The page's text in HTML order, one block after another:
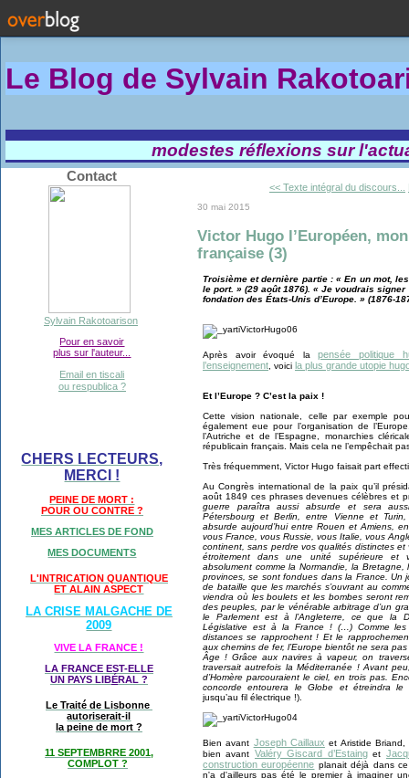
Le Blog de Sylvain Rakotoa
modestes réflexions sur
Contact
Sylvain Rakotoarison
Pour en savoir
plus sur l'auteur...
Email en tiscali
ou respublica ?
CHERS LECTEURS,
MERCI !
PEINE DE MORT :
POUR OU CONTRE ?
MES ARTICLES DE FOND
MES DOCUMENTS
L'INTRICATION QUANTIQUE
ET ALAIN ASPECT
LA CRISE MALGACHE DE
2009
VIVE LA FRANCE !
LA FRANCE EST-ELLE
UN PAYS LIBÉRAL ?
Le Traité de Lisbonne
autoriserait-il
la peine de mort ?
11 SEPTEMBRRE 2001,
COMPLOT ?
<< Texte intégral du discours...
30 mai 2015
Victor Hugo l’Européen,
française (3)
Troisième et dernière partie : « En un mot,
le port. » (29 août 1876). « Je voudrais
fondation des États-Unis d’Europe. » (1876-
Après avoir évoqué lapensée politique
l’enseignement , voici la plus grande utopie
Et l’Europe ? C’est la paix !
Cette vision nationale, celle par exemple
également eue pour l’organisation de
l’Autriche et de l’Espagne, monarchies
républicain français. Mais cela ne l’empêchait
Très fréquemment, Victor Hugo faisait part
Au Congrès international de la paix qu’il
août 1849 ces phrases devenues célèbres et
guerre paraîtra aussi absurde et sera
Pétersbourg et Berlin, entre Vienne et Turin,
absurde aujourd’hui entre Rouen et Amiens,
vous France, vous Russie, vous Italie, vous
continent, sans perdre vos qualités distinctes
étroitement dans une unité supérieure et
absolument comme la Normandie, la
provinces, se sont fondues dans la France. Un
de bataille que les marchés s’ouvrant au
viendra où les boulets et les bombes seront
des peuples, par le vénérable arbitrage d’un
le Parlement est à l’Angleterre, ce que la
Législative est à la France ! (…) Comme
distances se rapprochent ! Et le
aux chemins de fer, l’Europe bientôt ne sera
Âge ! Grâce aux navires à vapeur, on
traversait autrefois la Méditerranée ! Avant
d’Homère parcouraient le ciel, en trois pas.
concorde entourera le Globe et étreindra
jusqu’au fil électrique !).
Bien avant Joseph Caillaux et Aristide
bien avant Valéry Giscard d’Estaing et
construction européenne planait déjà dans
n'a d'ailleurs pas été le premier à imaginer